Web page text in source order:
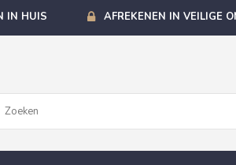
IN HUIS AFREKENEN IN VEILIGE